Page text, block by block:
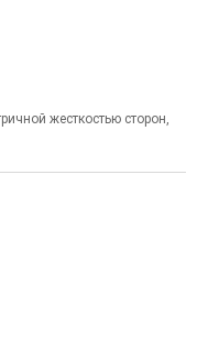
жесткостью сторон,